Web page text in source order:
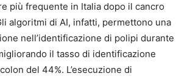
più frequente in Italia dopo il cancro
algoritmi di AI, infatti, permettono una
nell’identificazione di polipi durante
il tasso di identificazione
del 44%. L’esecuzione di